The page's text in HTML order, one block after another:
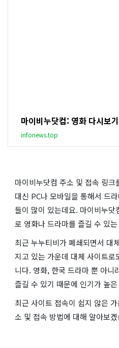
마이비누닷컴: 영화 다시보
infonews.top
마이비누닷컴 주소 및 접속 링크
대신 PC나 모바일을 통해서 드
들이 많이 있는데요. 마이비누
로 영화나 드라마를 즐길 수 있
최근 누누티비가 폐쇄되면서 대
지고 있는 가운데 대체 사이트로
니다. 영화, 한국 드라마 뿐 아니
즐길 수 있기 때문에 인기가 높
최근 사이트 접속이 쉽지 않은
소 및 접속 방법에 대해 알아보